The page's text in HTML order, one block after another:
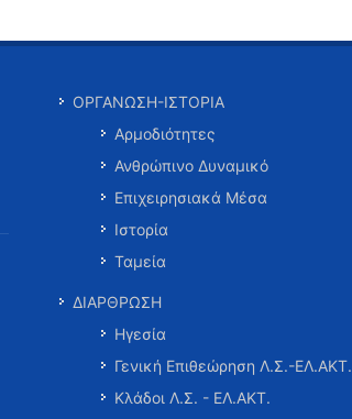
ΟΡΓΑΝΩΣΗ-ΙΣΤΟΡΙΑ
Αρμοδιότητες
Ανθρώπινο Δυναμικό
Επιχειρησιακά Μέσα
Ιστορία
Ταμεία
ΔΙΑΡΘΡΩΣΗ
Ηγεσία
Γενική Επιθεώρηση Λ.Σ.-ΕΛ.ΑΚΤ.
Κλάδοι Λ.Σ. - ΕΛ.ΑΚΤ.